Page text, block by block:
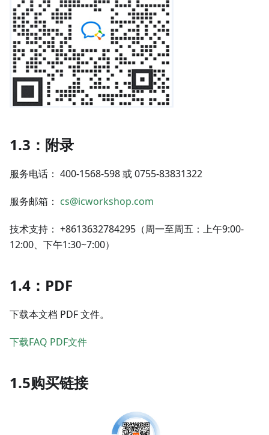
1.3：附录
服务电话： 400-1568-598 或 0755-83831322
服务邮箱： cs@icworkshop.com
技术支持： +8613632784295（周一至周五：上午9:00-
12:00、下午1:30~7:00）
1.4：PDF
下载本文档 PDF 文件。
下载FAQ PDF文件
1.5购买链接